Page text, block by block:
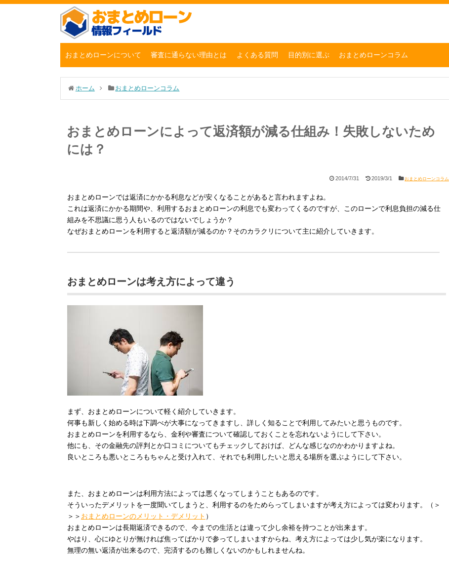
おまとめローンについて 審査に通らない理由とは よくある質問 目的別に選ぶ おまとめローンコラム
ホーム おまとめローンコラム
おまとめローンによって返済額が減る仕組み！失敗しないため
には？
2014/7/31 2019/3/1 おまとめローンコラム
おまとめローンでは返済にかかる利息などが安くなることがあると言われますよね。
これは返済にかかる期間や、利用するおまとめローンの利息でも変わってくるのですが、このローンで利息負担の減る仕
組みを不思議に思う人もいるのではないでしょうか？
なぜおまとめローンを利用すると返済額が減るのか？そのカラクリについて主に紹介していきます。
おまとめローンは考え方によって違う
まず、おまとめローンについて軽く紹介していきます。
何事も新しく始める時は下調べが大事になってきますし、詳しく知ることで利用してみたいと思うものです。
おまとめローンを利用するなら、金利や審査について確認しておくことを忘れないようにして下さい。
他にも、その金融先の評判とか口コミについてもチェックしておけば、どんな感じなのかわかりますよね。
良いところも悪いところもちゃんと受け入れて、それでも利用したいと思える場所を選ぶようにして下さい。
また、おまとめローンは利用方法によっては悪くなってしまうこともあるのです。
そういったデメリットを一度聞いてしまうと、利用するのをためらってしまいますが考え方によっては変わります。（＞
＞＞ おまとめローンのメリット・デメリット ）
おまとめローンは長期返済できるので、今までの生活とは違って少し余裕を持つことが出来ます。
やはり、心にゆとりが無ければ焦ってばかりで参ってしまいますからね、考え方によっては少し気が楽になります。
無理の無い返済が出来るので、完済するのも難しくないのかもしれませんね。